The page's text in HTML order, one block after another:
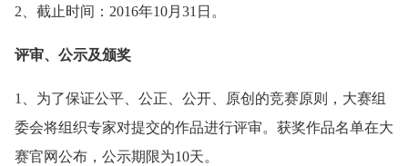
2、截止时间：2016年10月31日。
评审、公示及颁奖
1、为了保证公平、公正、公开、原创的竞赛原则，大赛组
委会将组织专家对提交的作品进行评审。获奖作品名单在大
赛官网公布，公示期限为10天。